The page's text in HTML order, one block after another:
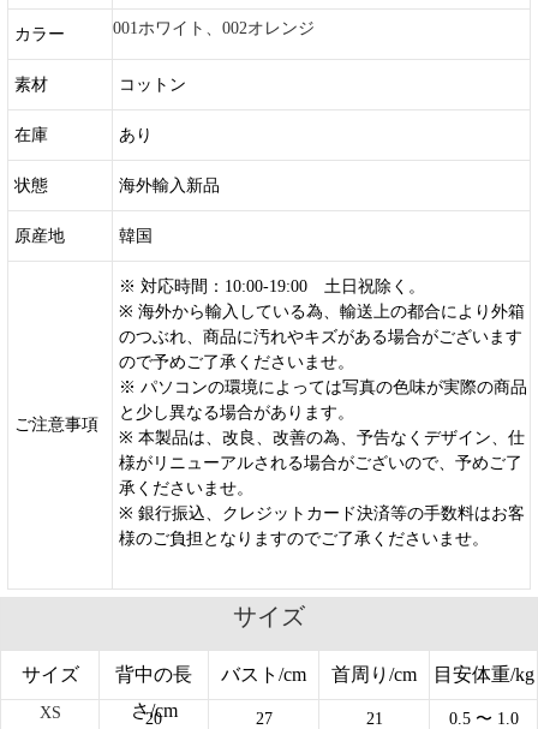
カラー 001ホワイト、002オレンジ
素材 コットン
在庫 あり
状態 海外輸入新品
原産地 韓国
ご注意事項
※ 対応時間：10:00-19:00 土日祝除く。
※ 海外から輸入している為、輸送上の都合により外箱
のつぶれ、商品に汚れやキズがある場合がございます
ので予めご了承くださいませ。
※ パソコンの環境によっては写真の色味が実際の商品
と少し異なる場合があります。
※ 本製品は、改良、改善の為、予告なくデザイン、仕
様がリニューアルされる場合がございので、予めご了
承くださいませ。
※ 銀行振込、クレジットカード決済等の手数料はお客
様のご負担となりますのでご了承くださいませ。
サイズ
サイズ
背中の長
さ/cm
バスト/cm 首周り/cm 目安体重/kg
XS 20 27 21 0.5〜 1.0